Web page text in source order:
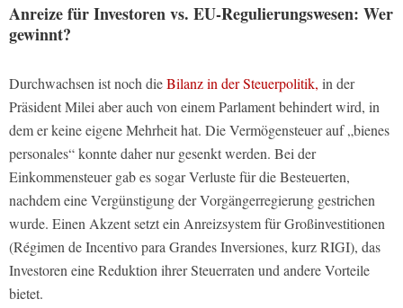
Anreize für Investoren vs. EU-Regulierungswesen: Wer
gewinnt?
Durchwachsen ist noch dieBilanz in der Steuerpolitik, in der
Präsident Milei aber auch von einem Parlament behindert wird, in
dem er keine eigene Mehrheit hat. Die Vermögensteuer auf „bienes
personales“ konnte daher nur gesenkt werden. Bei der
Einkommensteuer gab es sogar Verluste für die Besteuerten,
nachdem eine Vergünstigung der Vorgängerregierung gestrichen
wurde. Einen Akzent setzt ein Anreizsystem für Großinvestitionen
(Régimen de Incentivo para Grandes Inversiones, kurz RIGI), das
Investoren eine Reduktion ihrer Steuerraten und andere Vorteile
bietet.